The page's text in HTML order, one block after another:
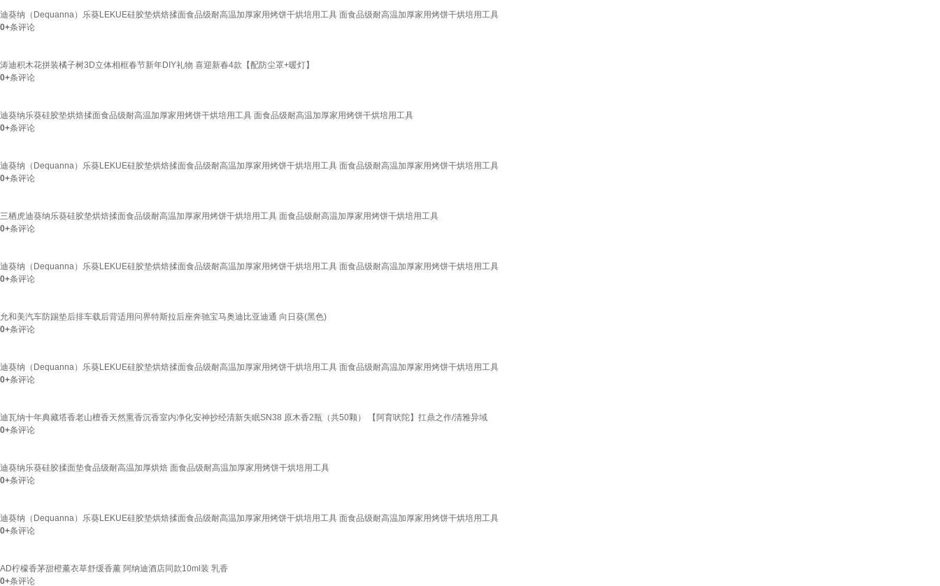
迪葵纳（Dequanna）乐葵LEKUE硅胶垫烘焙揉面食品级耐高温加厚家用烤饼干烘培用工具 面食品级耐高温加厚家用烤饼干烘培用工具
0+条评论
涛迪积木花拼装橘子树3D立体相框春节新年DIY礼物 喜迎新春4款【配防尘罩+暖灯】
0+条评论
迪葵纳乐葵硅胶垫烘焙揉面食品级耐高温加厚家用烤饼干烘培用工具 面食品级耐高温加厚家用烤饼干烘培用工具
0+条评论
迪葵纳（Dequanna）乐葵LEKUE硅胶垫烘焙揉面食品级耐高温加厚家用烤饼干烘培用工具 面食品级耐高温加厚家用烤饼干烘培用工具
0+条评论
三栖虎迪葵纳乐葵硅胶垫烘焙揉面食品级耐高温加厚家用烤饼干烘培用工具 面食品级耐高温加厚家用烤饼干烘培用工具
0+条评论
迪葵纳（Dequanna）乐葵LEKUE硅胶垫烘焙揉面食品级耐高温加厚家用烤饼干烘培用工具 面食品级耐高温加厚家用烤饼干烘培用工具
0+条评论
允和美汽车防踢垫后排车载后背适用问界特斯拉后座奔驰宝马奥迪比亚迪通 向日葵(黑色)
0+条评论
迪葵纳（Dequanna）乐葵LEKUE硅胶垫烘焙揉面食品级耐高温加厚家用烤饼干烘培用工具 面食品级耐高温加厚家用烤饼干烘培用工具
0+条评论
迪瓦纳十年典藏塔香老山檀香天然熏香沉香室内净化安神抄经清新失眠SN38 原木香2瓶（共50颗） 【阿育吠陀】扛鼎之作/清雅异域
0+条评论
迪葵纳乐葵硅胶揉面垫食品级耐高温加厚烘焙 面食品级耐高温加厚家用烤饼干烘培用工具
0+条评论
迪葵纳（Dequanna）乐葵LEKUE硅胶垫烘焙揉面食品级耐高温加厚家用烤饼干烘培用工具 面食品级耐高温加厚家用烤饼干烘培用工具
0+条评论
AD柠檬香茅甜橙薰衣草舒缓香薰 阿纳迪酒店同款10ml装 乳香
0+条评论